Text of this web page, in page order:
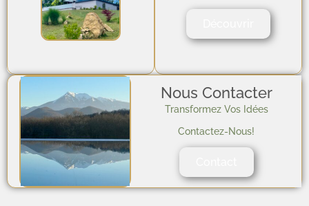
Nous Contacter
Transformez Vos Idées
Contactez-Nous!